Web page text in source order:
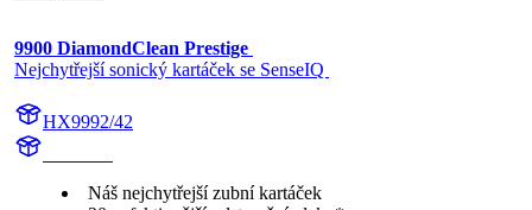
9900 DiamondClean Prestige
Nejchytřejší sonický kartáček se SenseIQ
HX9992/42
Náš nejchytřejší zubní kartáček